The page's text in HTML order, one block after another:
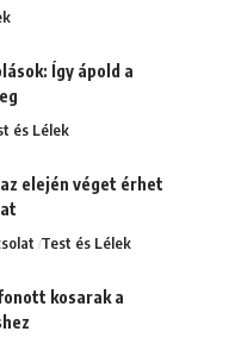
Így ápold a
és Lélek
elején véget érhet
Test és Lélek
kosarak a